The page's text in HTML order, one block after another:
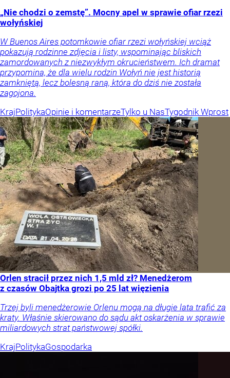
„Nie chodzi o zemstę”. Mocny apel w sprawie ofiar rzezi
wołyńskiej
W Buenos Aires potomkowie ofiar rzezi wołyńskiej wciąż
pokazują rodzinne zdjęcia i listy, wspominając bliskich
zamordowanych z niezwykłym okrucieństwem. Ich dramat
przypomina, że dla wielu rodzin Wołyń nie jest historią
zamkniętą, lecz bolesną raną, która do dziś nie została
zagojona.
KrajPolitykaOpinie i komentarzeTylko u NasTygodnik Wprost
Orlen stracił przez nich 1,5 mld zł? Menedżerom
z czasów Obajtka grozi po 25 lat więzienia
Trzej byli menedżerowie Orlenu mogą na długie lata trafić za
kraty. Właśnie skierowano do sądu akt oskarżenia w sprawie
miliardowych strat państwowej spółki.
KrajPolitykaGospodarka